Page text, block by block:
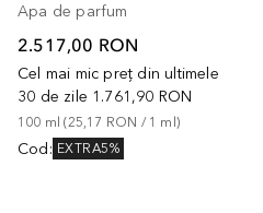
Apa de parfum
2.517,00 RON
Cel mai mic preț din ultimele
30 de zile 1.761,90 RON
100 ml (25,17 RON / 1 ml)
Cod : EXTRA5%